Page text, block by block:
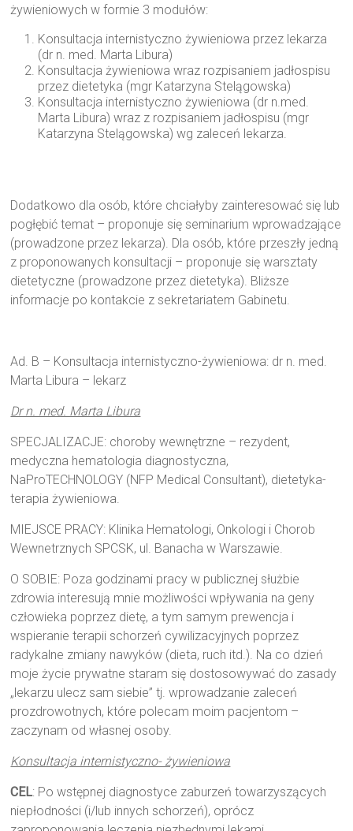
żywieniowych w formie 3 modułów:
Konsultacja internistyczno żywieniowa przez lekarza
(dr n. med. Marta Libura)
Konsultacja żywieniowa wraz rozpisaniem jadłospisu
przez dietetyka (mgr Katarzyna Stelągowska)
Konsultacja internistyczno żywieniowa (dr n.med.
Marta Libura) wraz z rozpisaniem jadłospisu (mgr
Katarzyna Stelągowska) wg zaleceń lekarza.
Dodatkowo dla osób, które chciałyby zainteresować się lub
pogłębić temat – proponuje się seminarium wprowadzające
(prowadzone przez lekarza). Dla osób, które przeszły jedną
z proponowanych konsultacji – proponuje się warsztaty
dietetyczne (prowadzone przez dietetyka). Bliższe
informacje po kontakcie z sekretariatem Gabinetu.
Ad. B – Konsultacja internistyczno-żywieniowa: dr n. med.
Marta Libura – lekarz
Dr n. med. Marta Libura
SPECJALIZACJE: choroby wewnętrzne – rezydent,
medyczna hematologia diagnostyczna,
NaProTECHNOLOGY (NFP Medical Consultant), dietetyka-
terapia żywieniowa.
MIEJSCE PRACY: Klinika Hematologi, Onkologi i Chorob
Wewnetrznych SPCSK, ul. Banacha w Warszawie.
O SOBIE: Poza godzinami pracy w publicznej służbie
zdrowia interesują mnie możliwości wpływania na geny
człowieka poprzez dietę, a tym samym prewencja i
wspieranie terapii schorzeń cywilizacyjnych poprzez
radykalne zmiany nawyków (dieta, ruch itd.). Na co dzień
moje życie prywatne staram się dostosowywać do zasady
„lekarzu ulecz sam siebie” tj. wprowadzanie zaleceń
prozdrowotnych, które polecam moim pacjentom –
zaczynam od własnej osoby.
Konsultacja internistyczno- żywieniowa
CEL: Po wstępnej diagnostyce zaburzeń towarzyszących
niepłodności (i/lub innych schorzeń), oprócz